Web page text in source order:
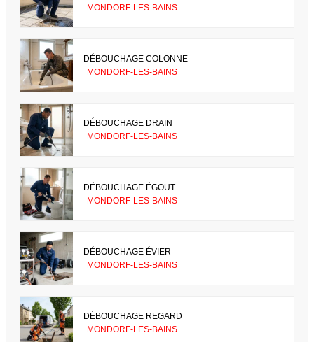
MONDORF-LES-BAINS
DÉBOUCHAGE COLONNE
MONDORF-LES-BAINS
DÉBOUCHAGE DRAIN
MONDORF-LES-BAINS
DÉBOUCHAGE ÉGOUT
MONDORF-LES-BAINS
DÉBOUCHAGE ÉVIER
MONDORF-LES-BAINS
DÉBOUCHAGE REGARD
MONDORF-LES-BAINS